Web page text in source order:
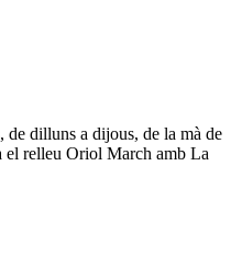
de dilluns a dijous, de la mà de
el relleu Oriol March amb La